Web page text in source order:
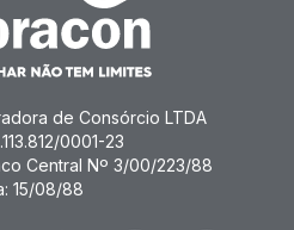
de Consórcio LTDA
0001-23
Central Nº 3/00/223/88
15/08/88